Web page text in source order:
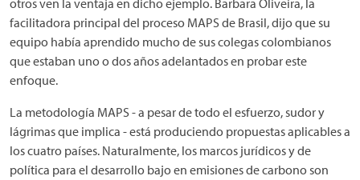
otros ven la ventaja en dicho ejemplo. Barbara Oliveira, la
facilitadora principal del proceso MAPS de Brasil, dijo que su
equipo había aprendido mucho de sus colegas colombianos
que estaban uno o dos años adelantados en probar este
enfoque.
La metodología MAPS - a pesar de todo el esfuerzo, sudor y
lágrimas que implica - está produciendo propuestas aplicables a
los cuatro países. Naturalmente, los marcos jurídicos y de
política para el desarrollo bajo en emisiones de carbono son